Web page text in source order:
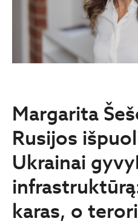
Margarita
Rusijos
Ukrainai
karas, o